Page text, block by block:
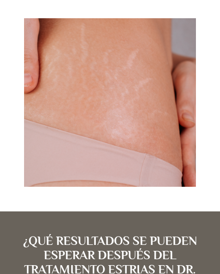
¿QUÉ RESULTADOS SE PUEDEN
ESPERAR DESPUÉS DEL
TRATAMIENTO ESTRIAS EN DR.